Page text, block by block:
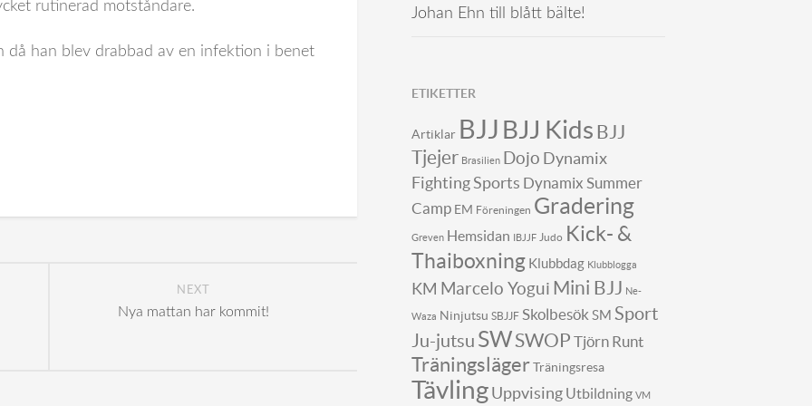
rutinerad motståndare.
då han blev drabbad av en infektion i benet
NEXT
Nya mattan har kommit!
Johan Ehn till blått bälte!
ETIKETTER
Artiklar BJJ BJJ Kids BJJ
Tjejer Brasilien Dojo Dynamix
Fighting Sports Dynamix Summer
Camp EM Föreningen Gradering
Greven Hemsidan IBJJF Judo Kick- &
Thaiboxning Klubbdag Klubblogga
KM Marcelo Yogui Mini BJJ Ne-
Waza Ninjutsu SBJJF Skolbesök SM Sport
Ju-jutsu SWSWOP Tjörn Runt
Träningsläger Träningsresa
TävlingUppvising Utbildning VM